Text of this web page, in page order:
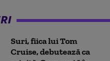
Suri, fiica lui Tom
Cruise, debutează ca